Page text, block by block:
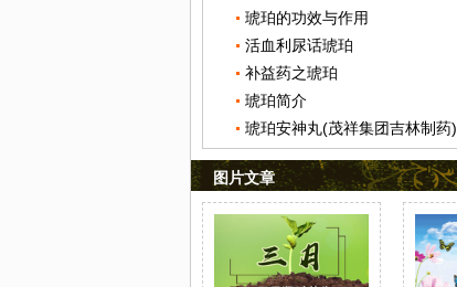
琥珀的功效与作用
活血利尿话琥珀
补益药之琥珀
琥珀简介
琥珀安神丸(茂祥集团吉林制药)
图片文章